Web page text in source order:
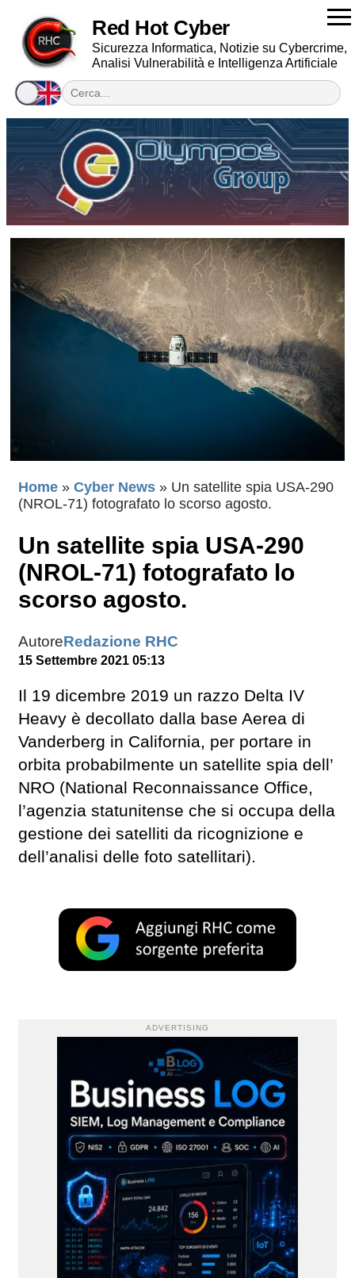
Red Hot Cyber
Sicurezza Informatica, Notizie su Cybercrime,
Analisi Vulnerabilità e Intelligenza Artificiale
Home » Cyber News » Un satellite spia USA-290
(NROL-71) fotografato lo scorso agosto.
Un satellite spia USA-290
(NROL-71) fotografato lo
scorso agosto.
AutoreRedazione RHC
15 Settembre 2021 05:13
Il 19 dicembre 2019 un razzo Delta IV
Heavy è decollato dalla base Aerea di
Vanderberg in California, per portare in
orbita probabilmente un satellite spia dell’
NRO (National Reconnaissance Office,
l’agenzia statunitense che si occupa della
gestione dei satelliti da ricognizione e
dell’analisi delle foto satellitari).
ADVERTISING